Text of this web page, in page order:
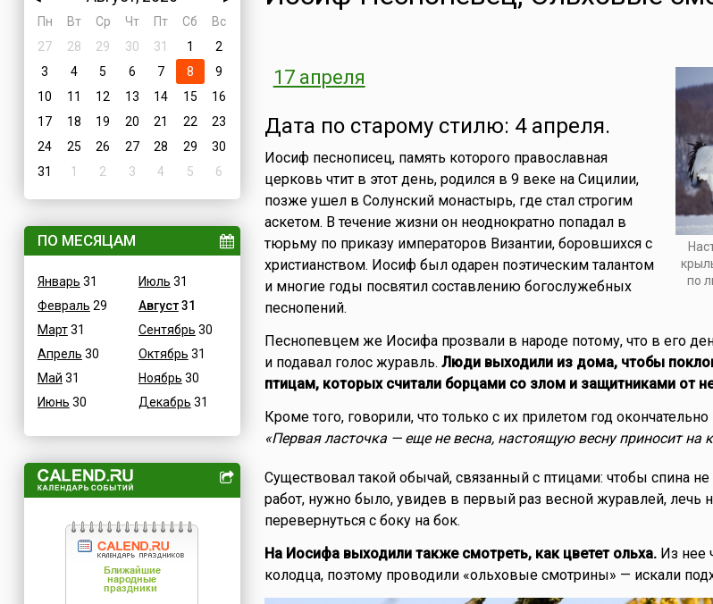
Пн
Вт Ср Чт Пт Сб
Вс
27
28 29 30 31 1
2
3
4 5 6 7 8
9
10
11 12 13 14 15
16
17
18 19 20 21 22
23
24
25 26 27 28 29
30
31
1 2 3 4 5 6
ПО МЕСЯЦАМ
Январь 31
Февраль 29
Март31
Апрель 30
Май 31
Июнь 30
Июль 31
Август31
Сентябрь 30
Октябрь 31
Ноябрь 30
Декабрь 31
по
17 апреля
Дата по старому стилю: 4 апреля.
Иосиф песнописец, память которого православная
церковь чтит в этот день, родился в 9 веке на Сицилии,
позже ушел в Солунский монастырь, где стал строгим
аскетом. В течение жизни он неоднократно попадал в
тюрьму по приказу императоров Византии, боровшихся с
христианством. Иосиф был одарен поэтическим талантом
и многие годы посвятил составлению богослужебных
песнопений.
Песнопевцем же Иосифа прозвали в народе потому, что в его
и подавал голос журавль. Люди выходили из дома, чтобы
птицам, которых считали борцами со злом и защитниками от
Кроме того, говорили, что только с их прилетом год окончательно
«Первая ласточка — еще не весна, настоящую весну приносит на
Существовал такой обычай, связанный с птицами: чтобы спина
работ, нужно было, увидев в первый раз весной журавлей, лечь
перевернуться с боку на бок.
На Иосифа выходили также смотреть, как цветет ольха.Из нее
колодца, поэтому проводили «ольховые смотрины» — искали